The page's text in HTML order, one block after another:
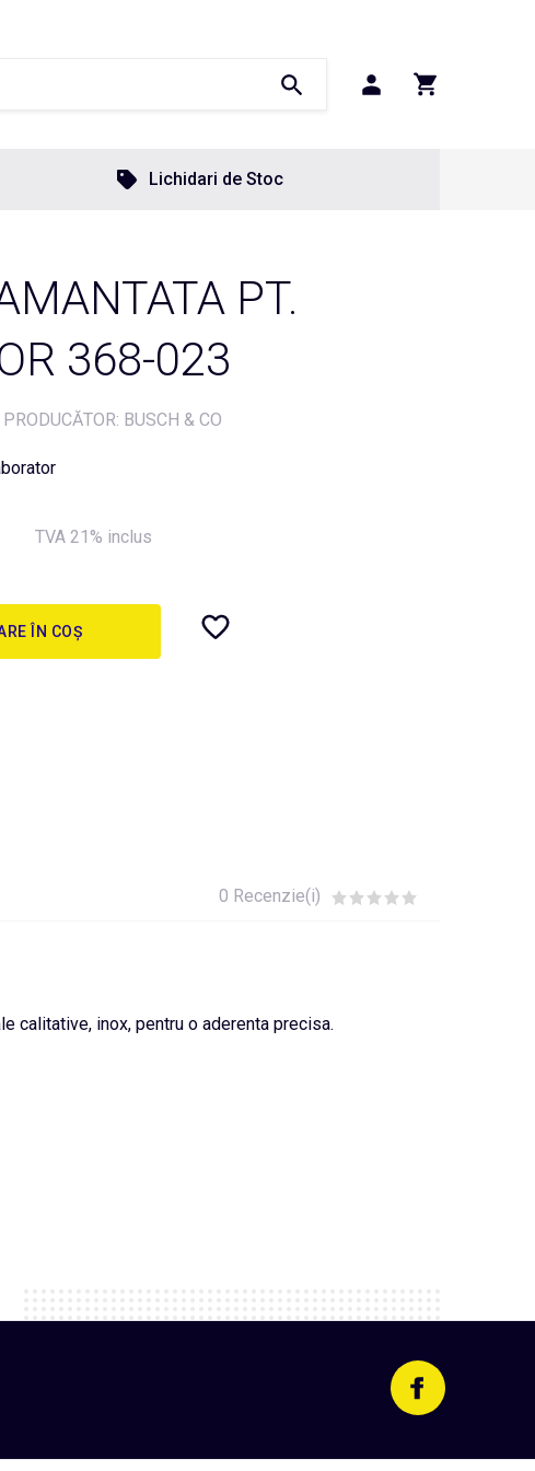
Lichidari de Stoc
PT.
368-023
PRODUCĂTOR: BUSCH & CO
TVA 21% inclus
ÎN COȘ
0 Recenzie(i)
calitative, inox, pentru o aderenta precisa.